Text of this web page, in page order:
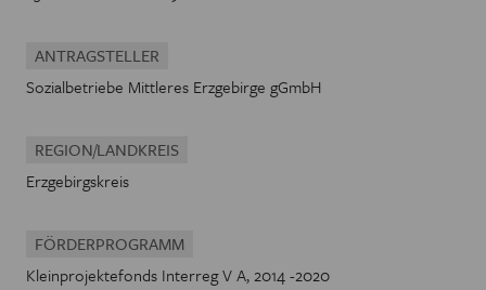
ANTRAGSTELLER
Sozialbetriebe Mittleres Erzgebirge gGmbH
REGION/LANDKREIS
Erzgebirgskreis
FÖRDERPROGRAMM
Kleinprojektefonds Interreg V A, 2014 -2020